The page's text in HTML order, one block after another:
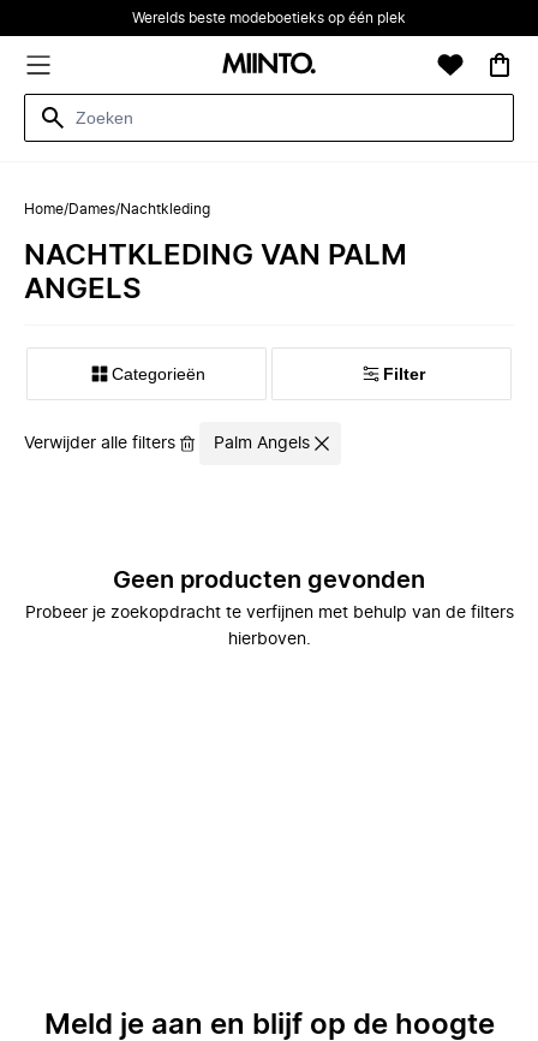
Werelds beste modeboetieks op één plek
Home/Dames/Nachtkleding
NACHTKLEDING VAN PALM
ANGELS
Categorieën Filter
Verwijder alle filters Palm Angels
Geen producten gevonden
Probeer je zoekopdracht te verfijnen met behulp van de filters
hierboven.
Meld je aan en blijf op de hoogte